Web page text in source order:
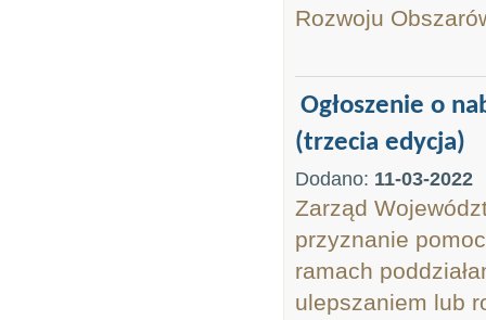
Rozwoju
Ogłoszenie o
(trzecia edycja)
Dodano: 11-03-2022
Zarząd
przyznanie
ramach
ulepszaniem lub